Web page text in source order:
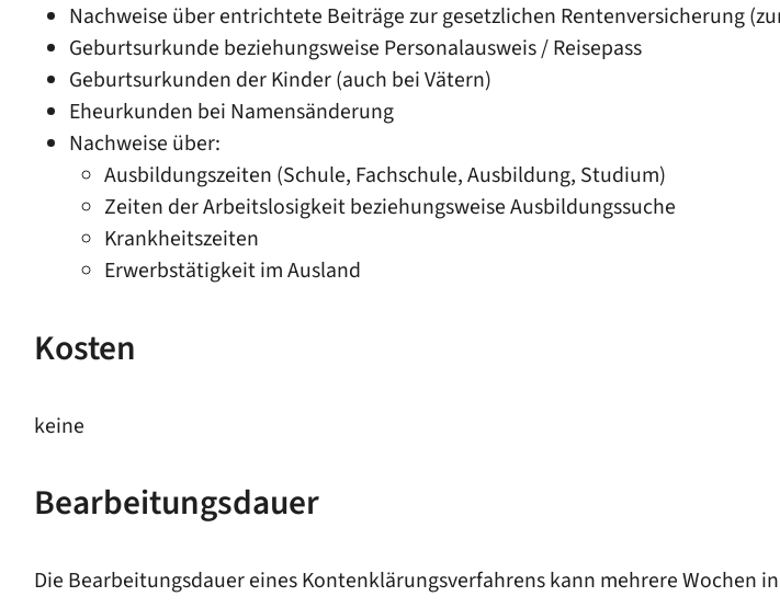
Nachweise über entrichtete Beiträge zur gesetzlichen Rentenversicherung
Geburtsurkunde beziehungsweise Personalausweis / Reisepass
Geburtsurkunden der Kinder (auch bei Vätern)
Eheurkunden bei Namensänderung
Nachweise über:
Ausbildungszeiten (Schule, Fachschule, Ausbildung, Studium)
Zeiten der Arbeitslosigkeit beziehungsweise Ausbildungssuche
Krankheitszeiten
Erwerbstätigkeit im Ausland
Kosten
keine
Bearbeitungsdauer
Die Bearbeitungsdauer eines Kontenklärungsverfahrens kann mehrere Wochen